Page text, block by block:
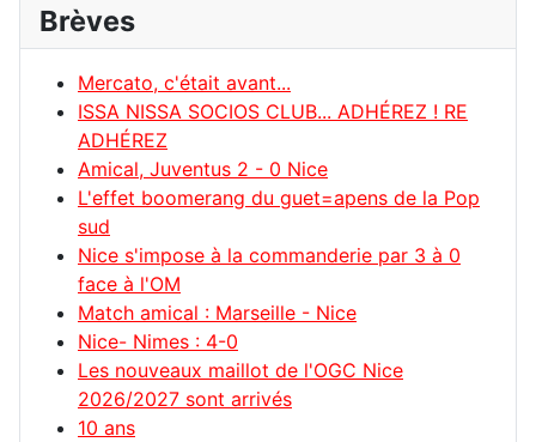
Brèves
Mercato, c'était avant...
ISSA NISSA SOCIOS CLUB... ADHÉREZ ! RE
ADHÉREZ
Amical, Juventus 2 - 0 Nice
L'effet boomerang du guet=apens de la Pop
sud
Nice s'impose à la commanderie par 3 à 0
face à l'OM
Match amical : Marseille - Nice
Nice- Nimes : 4-0
Les nouveaux maillot de l'OGC Nice
2026/2027 sont arrivés
10 ans